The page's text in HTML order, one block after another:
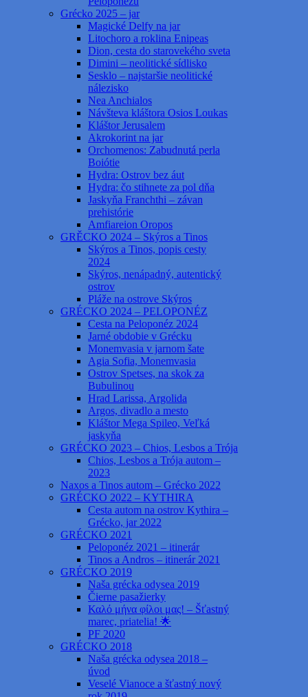
Grécko 2025 – jar
Magické Delfy na jar
Litochoro a roklina Enipeas
Dion, cesta do starovekého sveta
Dimini – neolitické sídlisko
Sesklo – najstaršie neolitické
nálezisko
Nea Anchialos
Návšteva kláštora Osios Loukas
Kláštor Jerusalem
Akrokorint na jar
Orchomenos: Zabudnutá perla
Boiótie
Hydra: Ostrov bez áut
Hydra: čo stihnete za pol dňa
Jaskyňa Franchthi – závan
prehistórie
Amfiareion Oropos
GRĚCKO 2024 – Skýros a Tinos
Skýros a Tinos, popis cesty
2024
Skýros, nenápadný, autentický
ostrov
Pláže na ostrove Skýros
GRÉCKO 2024 – PELOPONÉZ
Cesta na Peloponéz 2024
Jarné obdobie v Grécku
Monemvasia v jarnom šate
Agia Sofia, Monemvasia
Ostrov Spetses, na skok za
Bubulinou
Hrad Larissa, Argolida
Argos, divadlo a mesto
Kláštor Mega Spileo, Veľká
jaskyňa
GRÉCKO 2023 – Chios, Lesbos a Trója
Chios, Lesbos a Trója autom –
2023
Naxos a Tinos autom – Grécko 2022
GRÉCKO 2022 – KYTHIRA
Cesta autom na ostrov Kythira –
Grécko, jar 2022
GRÉCKO 2021
Peloponéz 2021 – itinerár
Tinos a Andros – itinerár 2021
GRÉCKO 2019
Naša grécka odysea 2019
Čierne pasažierky
Καλό μήνα φίλοι μας! – Šťastný
marec, priatelia! 🌟
PF 2020
GRÉCKO 2018
Naša grécka odysea 2018 –
úvod
Veselé Vianoce a šťastný nový